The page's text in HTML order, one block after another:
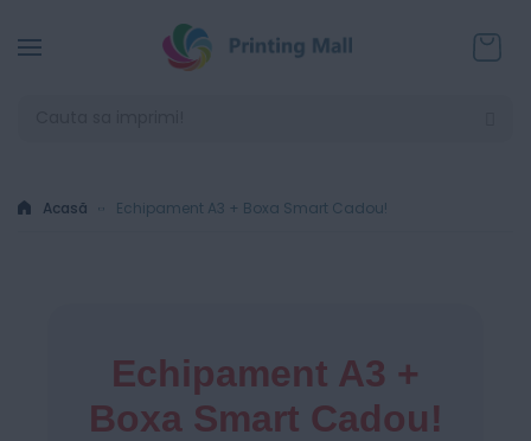
Acasă Echipament A3 + Boxa Smart Cadou!
Echipament A3 +
Boxa Smart Cadou!